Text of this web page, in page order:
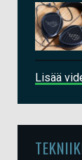
Lisää